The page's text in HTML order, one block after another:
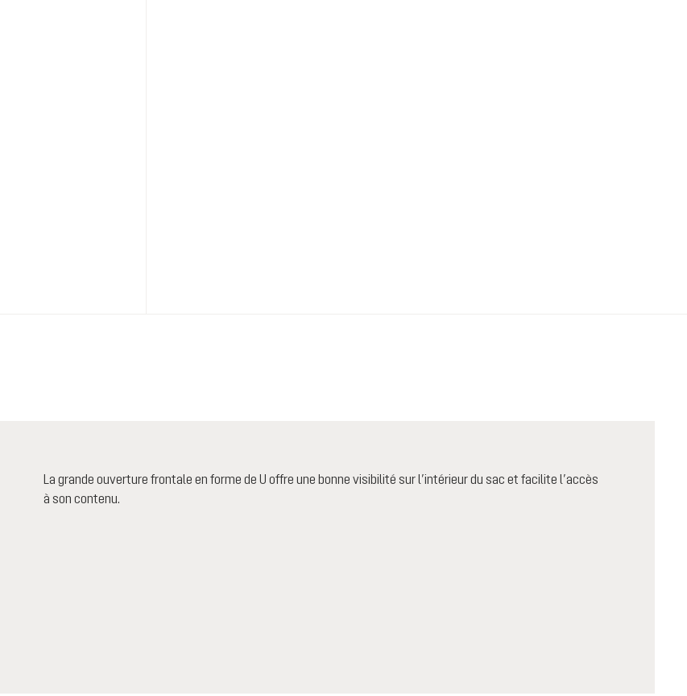
La grande ouverture frontale en forme de U offre une bonne visibilité sur l’intérieur du sac et facilite l’accès
à son contenu.